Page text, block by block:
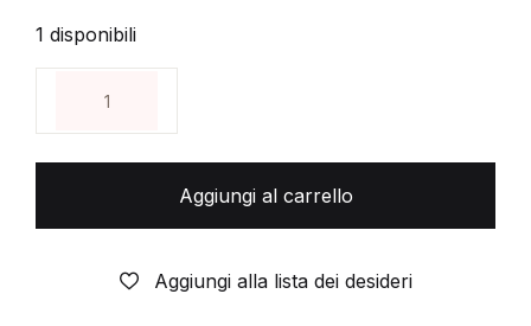
1 disponibili
Aggiungi al carrello
Aggiungi alla lista dei desideri